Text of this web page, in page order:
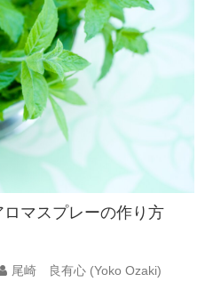
ロマスプレーの作り方
尾崎 良有心 (Yoko Ozaki)